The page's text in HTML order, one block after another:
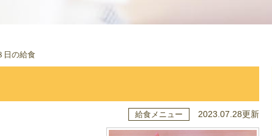
日の給食
給食メニュー 2023.07.28更新